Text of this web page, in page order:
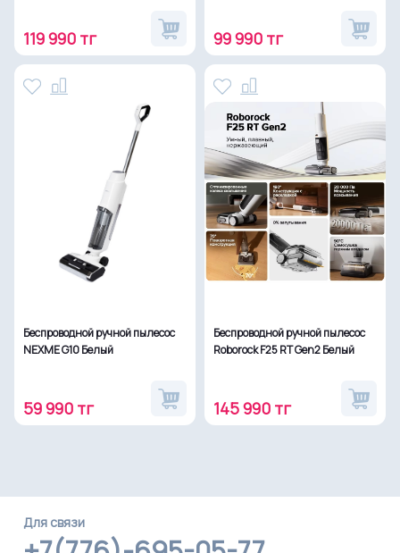
119 990 тг 99 990 тг
Беспроводной ручной пылесос
NEXME G10 Белый
59 990 тг
Беспроводной ручной пылесос
Roborock F25 RT Gen2 Белый
145 990 тг
Для связи